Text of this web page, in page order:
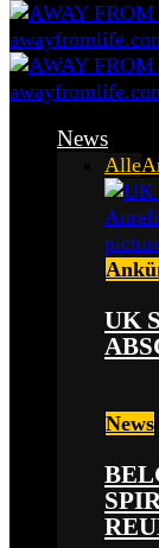
News
Alle
UK
News